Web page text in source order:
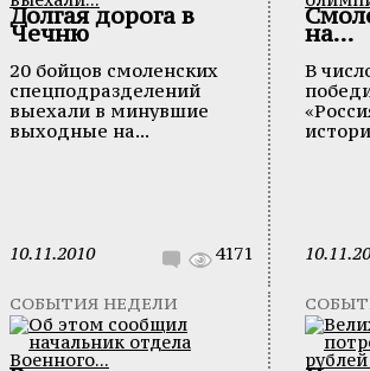
Долгая дорога в
Чечню
20 бойцов смоленских
спецподразделений
выехали в минувшие
выходные на...
10.11.2010 4171
на...
В
СОБЫТИЯ НЕДЕЛИ